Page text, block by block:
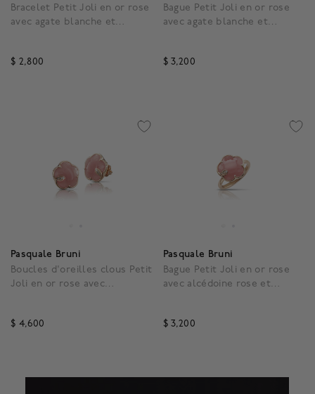
Bracelet Petit Joli en or rose
avec agate blanche et
$ 2,800
Bague Petit Joli en or rose
avec agate blanche et
$ 3,200
Pasquale Bruni
Boucles d'oreilles clous Petit
Joli en or rose avec
$ 4,600
Pasquale Bruni
Bague Petit Joli en or rose
avec alcédoine rose et
$ 3,200